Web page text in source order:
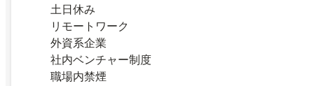
土日休み
リモートワーク
外資系企業
社内ベンチャー制度
職場内禁煙